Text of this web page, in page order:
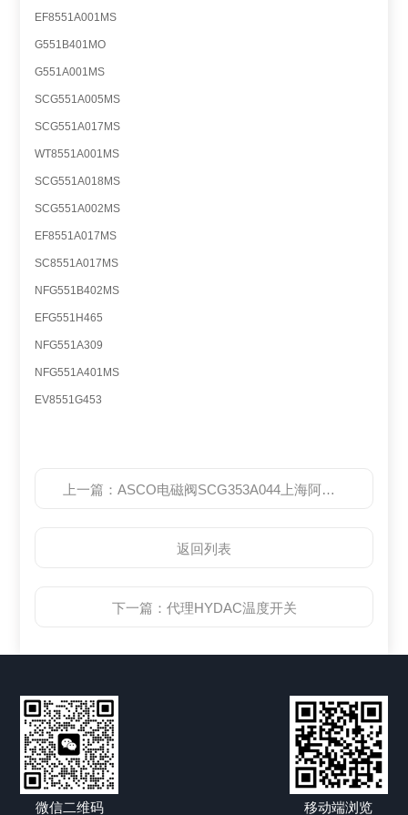
EF8551A001MS
G551B401MO
G551A001MS
SCG551A005MS
SCG551A017MS
WT8551A001MS
SCG551A018MS
SCG551A002MS
EF8551A017MS
SC8551A017MS
NFG551B402MS
EFG551H465
NFG551A309
NFG551A401MS
EV8551G453
上一篇：ASCO电磁阀SCG353A044上海阿斯卡代理
返回列表
下一篇： 代理HYDAC温度开关
微信二维码 移动端浏览